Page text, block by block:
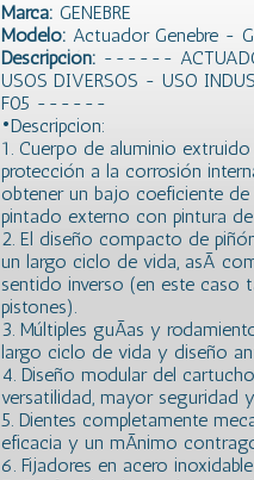
Marca: GENEBRE
Modelo: Actuador Genebre -
Descripción: ------
USOS DIVERSOS - USO
F05 ------
•Descripcion:
1. Cuerpo de aluminio
protección a la corrosión
obtener un bajo coeficiente
pintado externo con pintura
2. El diseño compacto de
un largo ciclo de vida, asÃ­
sentido inverso (en este caso
pistones).
3. Múltiples guÃ­as y
largo ciclo de vida y diseño
4. Diseño modular del
versatilidad, mayor seguridad
5. Dientes completamente
eficacia y un mÃ­nimo
6. Fijadores en acero